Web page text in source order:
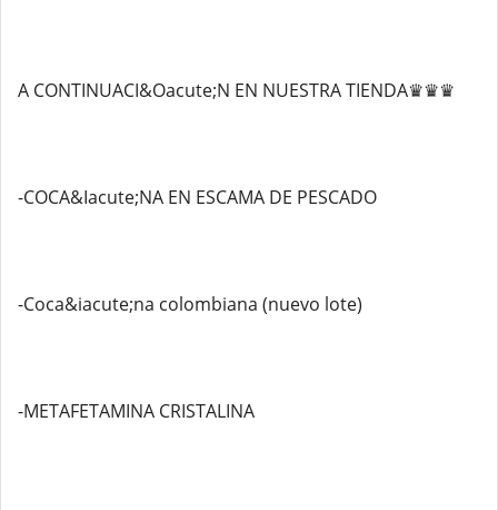
A CONTINUACI&Oacute;N EN NUESTRA TIENDA♛♛♛
-COCA&Iacute;NA EN ESCAMA DE PESCADO
-Coca&iacute;na colombiana (nuevo lote)
-METAFETAMINA CRISTALINA